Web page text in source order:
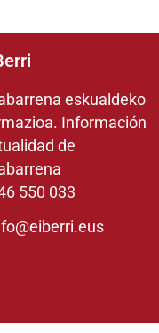
eskualdeko
Información
de
550 033